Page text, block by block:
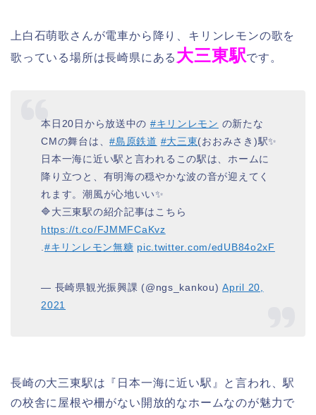
上白石萌歌さんが電車から降り、キリンレモンの歌を
歌っている場所は長崎県にある 大三東駅です。
本日20日から放送中の #キリンレモン の新たな
CMの舞台は、#島原鉄道 #大三東(おおみさき)駅✨
日本一海に近い駅と言われるこの駅は、ホームに
降り立つと、有明海の穏やかな波の音が迎えてく
れます。潮風が心地いい✨
🔷大三東駅の紹介記事はこちら
https://t.co/FJMMFCaKvz
#キリンレモン無糖 pic.twitter.com/edUB84o2xF
— 長崎県観光振興課 (@ngs_kankou)April 20,
2021
長崎の大三東駅は『日本一海に近い駅』と言われ、駅
の校舎に屋根や柵がない開放的なホームなのが魅力で